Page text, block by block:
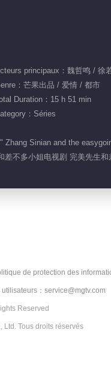
principaux：魏哲鸣 / 徐
：芒果出品 / 爱情 / 都市
Duration：15 h 51 min
：Séries
Sinian and the
不多小姐电视剧 完美先生
de protection des
utilisateurs：service@mgtv.com
Reserved
Ltd. Tous droits réservés